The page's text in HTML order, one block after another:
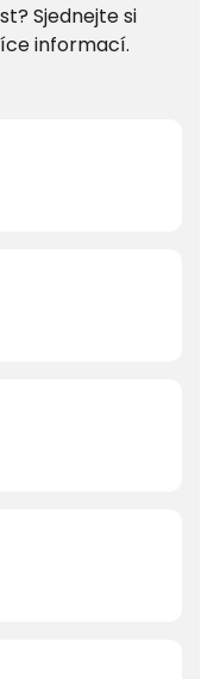
Sjednejte si
informací.